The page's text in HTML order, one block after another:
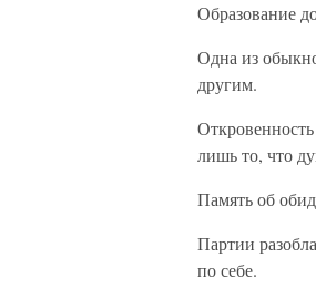
Образование
Одна из
другим.
лишь то, что
Память об
Партии
по себе.